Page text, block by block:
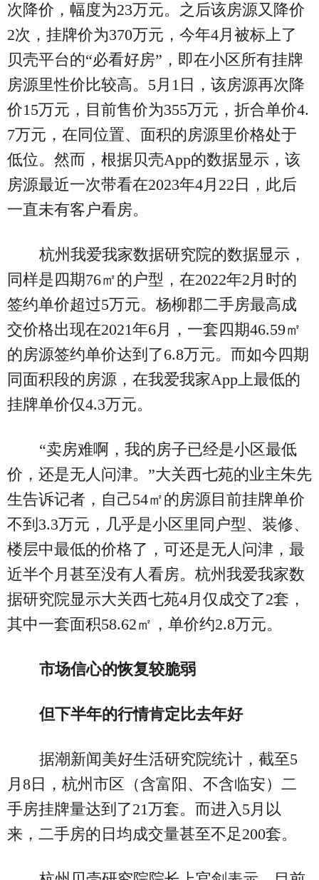
次降价，幅度为23万元。之后该房源又降价
2次，挂牌价为370万元，今年4月被标上了
贝壳平台的“必看好房”，即在小区所有挂牌
房源里性价比较高。5月1日，该房源再次降
价15万元，目前售价为355万元，折合单价4.
7万元，在同位置、面积的房源里价格处于
低位。然而，根据贝壳App的数据显示，该
房源最近一次带看在2023年4月22日，此后
一直未有客户看房。
杭州我爱我家数据研究院的数据显示，
同样是四期76㎡的户型，在2022年2月时的
签约单价超过5万元。杨柳郡二手房最高成
交价格出现在2021年6月，一套四期46.59㎡
的房源签约单价达到了6.8万元。而如今四期
同面积段的房源，在我爱我家App上最低的
挂牌单价仅4.3万元。
“卖房难啊，我的房子已经是小区最低
价，还是无人问津。”大关西七苑的业主朱先
生告诉记者，自己54㎡的房源目前挂牌单价
不到3.3万元，几乎是小区里同户型、装修、
楼层中最低的价格了，可还是无人问津，最
近半个月甚至没有人看房。杭州我爱我家数
据研究院显示大关西七苑4月仅成交了2套，
其中一套面积58.62㎡，单价约2.8万元。
市场信心的恢复较脆弱
但下半年的行情肯定比去年好
据潮新闻美好生活研究院统计，截至5
月8日，杭州市区（含富阳、不含临安）二
手房挂牌量达到了21万套。而进入5月以
来，二手房的日均成交量甚至不足200套。